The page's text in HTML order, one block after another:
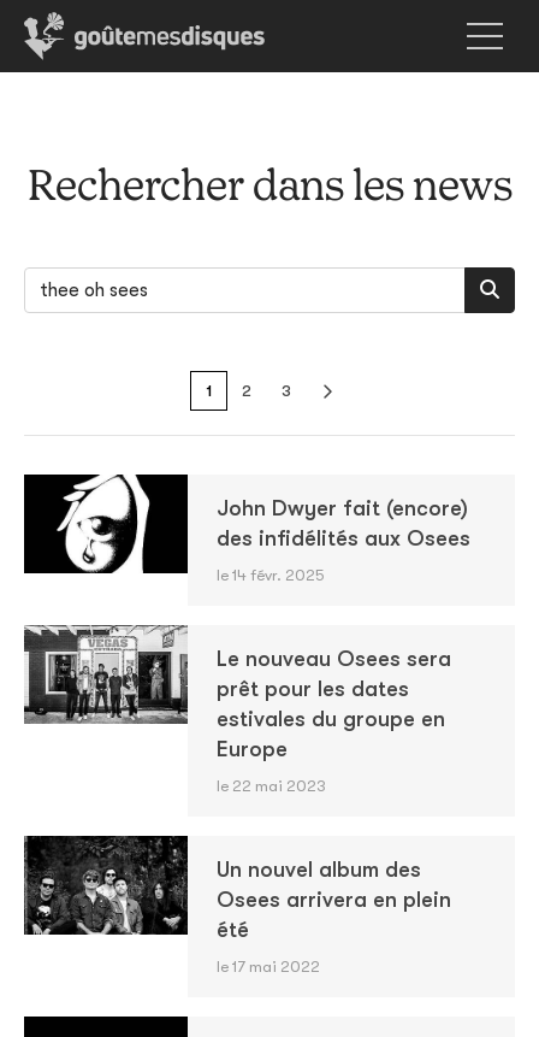
Rechercher dans les news
1 2 3
John Dwyer fait (encore)
des infidélités aux Osees
le 14 févr. 2025
Le nouveau Osees sera
prêt pour les dates
estivales du groupe en
Europe
le 22 mai 2023
Un nouvel album des
Osees arrivera en plein
été
le 17 mai 2022